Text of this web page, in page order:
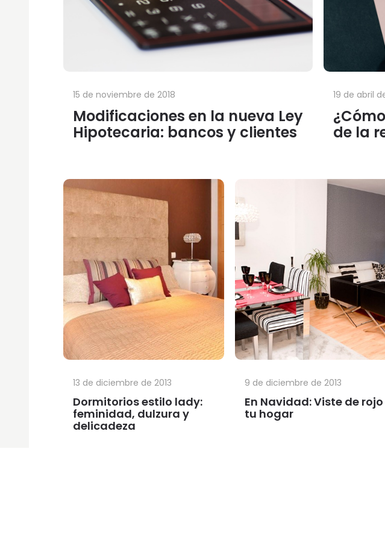
Modificaciones en la nueva Ley
Hipotecaria: bancos y clientes
15 de noviembre de 2018
de la
19 de abril
Dormitorios estilo lady:
feminidad, dulzura y
delicadeza
13 de diciembre de 2013
En Navidad: Viste de rojo
tu hogar
9 de diciembre de 2013